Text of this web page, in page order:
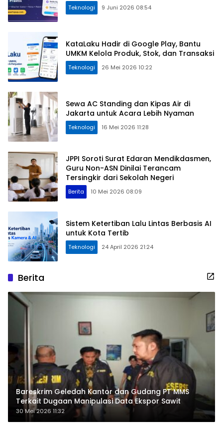
Teknologi 9 Juni 2026 08:54
KataLaku Hadir di Google Play, Bantu
UMKM Kelola Produk, Stok, dan Transaksi
Teknologi 26 Mei 2026 10:22
Sewa AC Standing dan Kipas Air di
Jakarta untuk Acara Lebih Nyaman
Teknologi 16 Mei 2026 11:28
JPPI Soroti Surat Edaran Mendikdasmen,
Guru Non-ASN Dinilai Terancam
Tersingkir dari Sekolah Negeri
Berita 10 Mei 2026 08:09
Sistem Ketertiban Lalu Lintas Berbasis AI
untuk Kota Tertib
Teknologi 24 April 2026 21:24
Berita
Bareskrim Geledah Kantor dan Gudang PT MMS
Terkait Dugaan Manipulasi Data Ekspor Sawit
30 Mei 2026 11:32